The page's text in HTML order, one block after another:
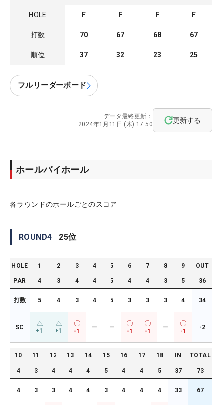
HOLE F F F F
打数 70 67 68 67
順位 37 32 23 25
フルリーダーボード
データ最終更新：
2024年1月11日 (木) 17:50
更新する
ホールバイホール
各ラウンドのホールごとのスコア
ROUND4 25位
HOLE 1 2 3 4 5 6 7 8 9 OUT
PAR 4 3 4 4 5 4 4 3 5 36
打数 5 4 3 4 5 3 3 3 4 34
SC +1 +1 -1
ー ー
-1 -1
ー
-1
-2
10 11 12 13 14 15 16 17 18 IN TOTAL
4 3 4 4 4 5 4 4 5 37 73
4 3 3 4 4 3 4 4 4 33 67